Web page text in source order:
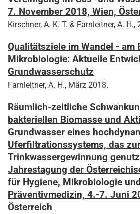
7. November 2018, Wien,
Kirschner, A. K. T. & Farnleitner, A. H.,
Qualitätsziele im Wandel - am
Mikrobiologie: Aktuelle
Grundwasserschutz
Farnleitner, A. H., März 2018.
Räumlich-zeitliche
bakteriellen Biomasse und
Grundwasser eines
Uferfiltrationssystems, das zur
Trinkwassergewinnung
Jahrestagung der
für Hygiene, Mikrobiologie und
Präventivmedizin, 4.-7. Juni
Österreich